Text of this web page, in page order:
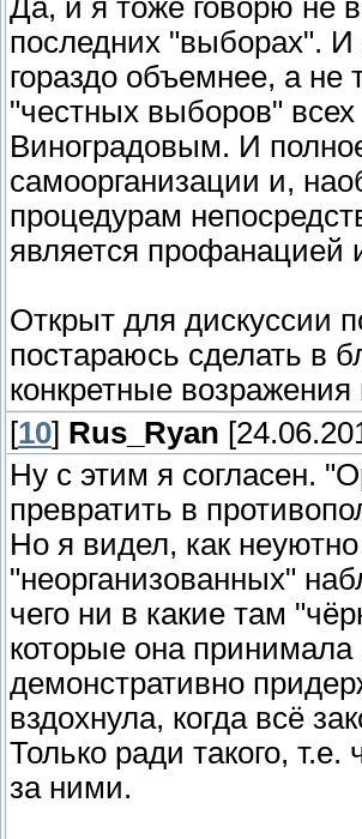
Да, и я тоже говорю не
последних "выборах".
гораздо объемнее, а не
"честных выборов"
Виноградовым. И
самоорганизации и,
процедурам
является профанацией
Открыт для дискуссии
постараюсь сделать в
конкретные
[10] Rus_Ryan
Ну с этим я согласен.
превратить в
Но я видел, как
"неорганизованных"
чего ни в какие там
которые она принимала
демонстративно
вздохнула, когда всё
Только ради такого,
за ними.